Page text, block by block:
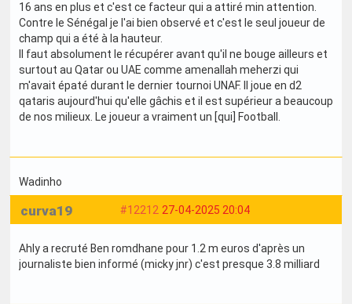
16 ans en plus et c'est ce facteur qui a attiré min attention.
Contre le Sénégal je l'ai bien observé et c'est le seul joueur de
champ qui a été à la hauteur.
Il faut absolument le récupérer avant qu'il ne bouge ailleurs et
surtout au Qatar ou UAE comme amenallah meherzi qui
m'avait épaté durant le dernier tournoi UNAF. Il joue en d2
qataris aujourd'hui qu'elle gâchis et il est supérieur a beaucoup
de nos milieux. Le joueur a vraiment un [qui] Football.
Wadinho
#12212 27-04-2025 20:04
curva19
Ahly a recruté Ben romdhane pour 1.2 m euros d'après un
journaliste bien informé (micky jnr) c'est presque 3.8 milliard